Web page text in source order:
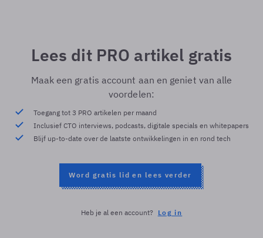
Lees dit PRO artikel gratis
Maak een gratis account aan en geniet van alle
voordelen:
Toegang tot 3 PRO artikelen per maand
Inclusief CTO interviews, podcasts, digitale specials en whitepapers
Blijf up-to-date over de laatste ontwikkelingen in en rond tech
Word gratis lid en lees verder
Heb je al een account? Log in